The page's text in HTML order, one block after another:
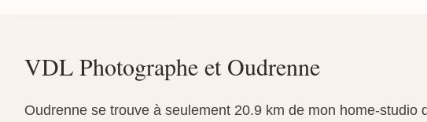
VDL Photographe et Oudrenne
Oudrenne se trouve à seulement 20.9 km de mon home-studio